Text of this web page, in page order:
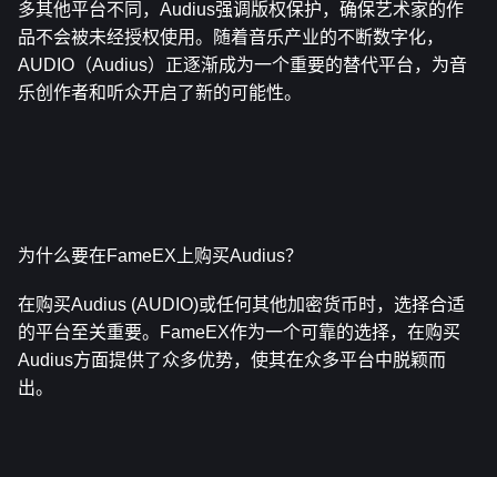
多其他平台不同，Audius强调版权保护，确保艺术家的作
品不会被未经授权使用。随着音乐产业的不断数字化，
AUDIO（Audius）正逐渐成为一个重要的替代平台，为音
乐创作者和听众开启了新的可能性。
为什么要在FameEX上购买Audius？
在购买Audius (AUDIO)或任何其他加密货币时，选择合适
的平台至关重要。FameEX作为一个可靠的选择，在购买
Audius方面提供了众多优势，使其在众多平台中脱颖而
出。